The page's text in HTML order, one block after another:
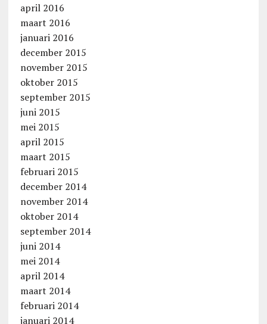
april 2016
maart 2016
januari 2016
december 2015
november 2015
oktober 2015
september 2015
juni 2015
mei 2015
april 2015
maart 2015
februari 2015
december 2014
november 2014
oktober 2014
september 2014
juni 2014
mei 2014
april 2014
maart 2014
februari 2014
januari 2014